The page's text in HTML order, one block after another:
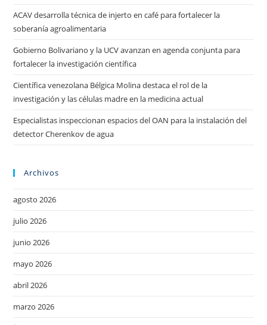
ACAV desarrolla técnica de injerto en café para fortalecer la
soberanía agroalimentaria
Gobierno Bolivariano y la UCV avanzan en agenda conjunta para
fortalecer la investigación científica
Científica venezolana Bélgica Molina destaca el rol de la
investigación y las células madre en la medicina actual
Especialistas inspeccionan espacios del OAN para la instalación del
detector Cherenkov de agua
Archivos
agosto 2026
julio 2026
junio 2026
mayo 2026
abril 2026
marzo 2026